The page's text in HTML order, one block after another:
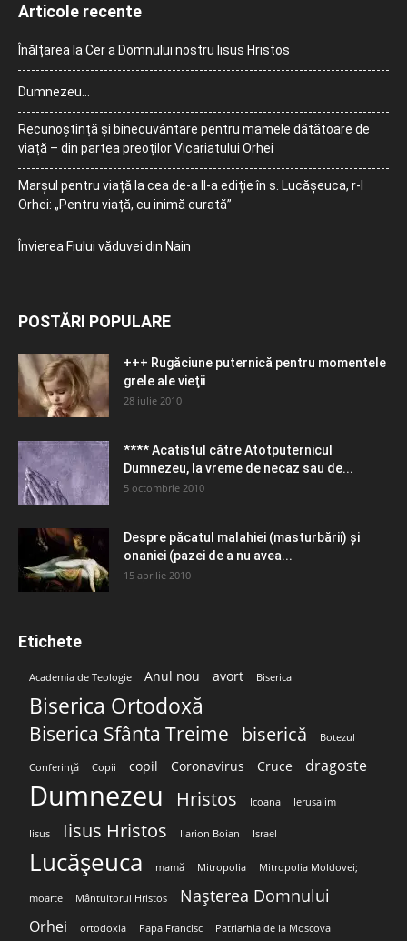
Articole recente
Înălțarea la Cer a Domnului nostru Iisus Hristos
Dumnezeu…
Recunoștință și binecuvântare pentru mamele dătătoare de
viață – din partea preoților Vicariatului Orhei
Marșul pentru viață la cea de-a II-a ediție în s. Lucășeuca, r-l
Orhei: „Pentru viață, cu inimă curată”
Învierea Fiului văduvei din Nain
POSTĂRI POPULARE
+++ Rugăciune puternică pentru momentele
grele ale vieţii
28 iulie 2010
**** Acatistul către Atotputernicul
Dumnezeu, la vreme de necaz sau de...
5 octombrie 2010
Despre păcatul malahiei (masturbării) şi
onaniei (pazei de a nu avea...
15 aprilie 2010
Etichete
Academia de Teologie Anul nou avort Biserica
Biserica Ortodoxă
Biserica Sfânta Treime biserică Botezul
Conferință Copii copil Coronavirus Cruce dragoste
Dumnezeu Hristos Icoana Ierusalim
Iisus Iisus Hristos Ilarion Boian Israel
Lucășeuca mamă Mitropolia Mitropolia Moldovei;
moarte Mântuitorul Hristos Nașterea Domnului
Orhei ortodoxia Papa Francisc Patriarhia de la Moscova